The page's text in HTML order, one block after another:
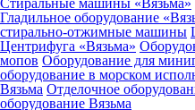
Стиральные машины «Вязьма»
Гладильное оборудование
стирально-отжимные машины
Центрифуга «Вязьма»
мопов Оборудование для
оборудование в морском
Вязьма Отделочное
оборудование Вязьма